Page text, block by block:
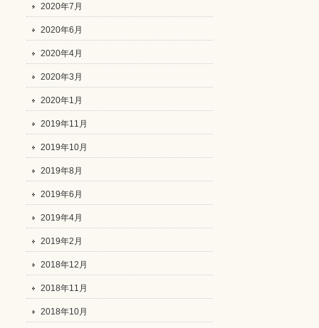
2020年7月
2020年6月
2020年4月
2020年3月
2020年1月
2019年11月
2019年10月
2019年8月
2019年6月
2019年4月
2019年2月
2018年12月
2018年11月
2018年10月